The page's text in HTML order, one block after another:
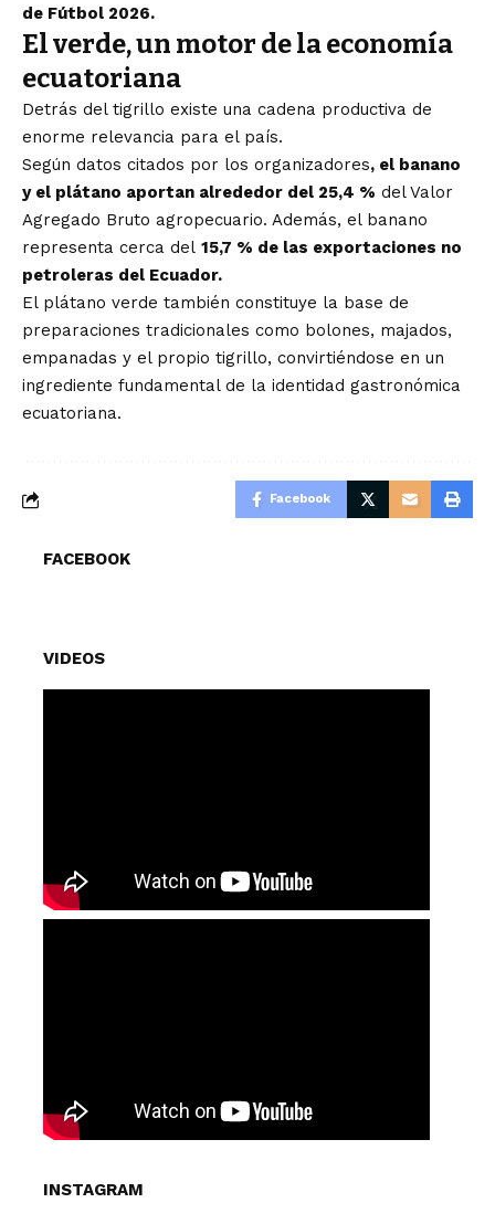
de Fútbol 2026.
El verde, un motor de la economía
ecuatoriana
Detrás del tigrillo existe una cadena productiva de
enorme relevancia para el país.
Según datos citados por los organizadores, el banano
y el plátano aportan alrededor del 25,4 % del Valor
Agregado Bruto agropecuario. Además, el banano
representa cerca del 15,7 % de las exportaciones no
petroleras del Ecuador.
El plátano verde también constituye la base de
preparaciones tradicionales como bolones, majados,
empanadas y el propio tigrillo, convirtiéndose en un
ingrediente fundamental de la identidad gastronómica
ecuatoriana.
Facebook
FACEBOOK
VIDEOS
INSTAGRAM